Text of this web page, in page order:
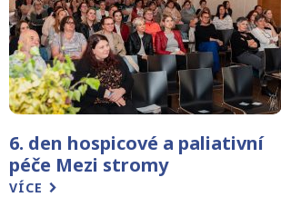
6. den hospicové a paliativní
péče Mezi stromy
VÍCE